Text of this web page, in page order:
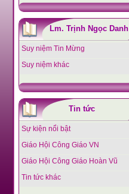
Lm. Trịnh Ngọc Danh
Suy niệm Tin Mừng
Suy niệm khác
Tin tức
Sự kiện nổi bật
Giáo Hội Công Giáo VN
Giáo Hội Công Giáo Hoàn Vũ
Tin tức khác